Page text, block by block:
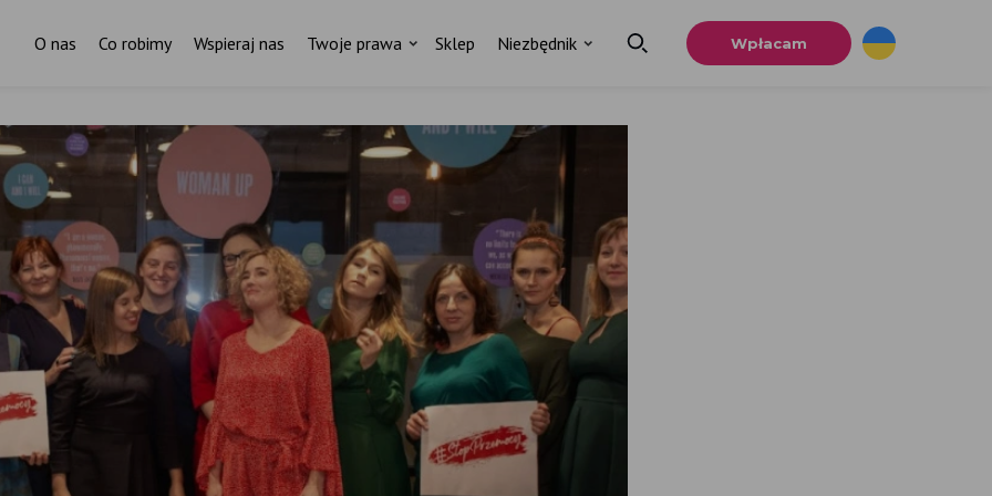
O nas Co robimy Wspieraj nas Twoje prawa Sklep Niezbędnik Wpłacam
każdym pismem do ministra
stoi czyjaś historia.
I ktoś, kto nas wspiera.
stałym darczyńcą Fundacji Rodzić po Ludzku.